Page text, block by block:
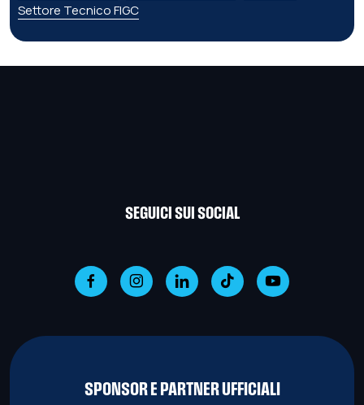
Settore Tecnico FIGC
SEGUICI SUI SOCIAL
SPONSOR E PARTNER UFFICIALI